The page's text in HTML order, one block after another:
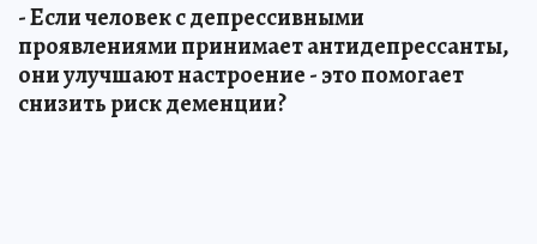
- Если человек с депрессивными
проявлениями принимает антидепрессанты,
они улучшают настроение - это помогает
снизить риск деменции?